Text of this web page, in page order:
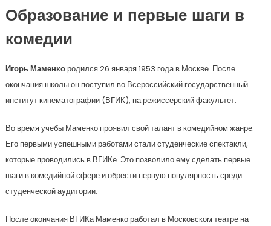
Образование и первые шаги в
комедии
Игорь Маменкородился 26 января 1953 года в Москве. После
окончания школы он поступил во Всероссийский государственный
институт кинематографии (ВГИК), на режиссерский факультет.
Во время учебы Маменко проявил свой талант в комедийном жанре.
Его первыми успешными работами стали студенческие спектакли,
которые проводились в ВГИКе. Это позволило ему сделать первые
шаги в комедийной сфере и обрести первую популярность среди
студенческой аудитории.
После окончания ВГИКа Маменко работал в Московском театре на